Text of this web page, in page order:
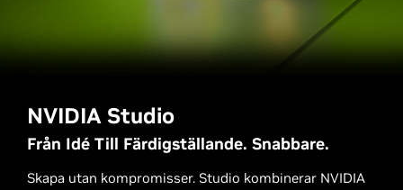
NVIDIA Studio
Från Idé Till Färdigställande. Snabbare.
Skapa utan kompromisser. Studio kombinerar NVIDIA